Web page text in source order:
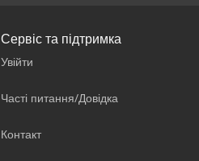
Сервіс та підтримка
Увійти
Часті питання/Довідка
Контакт